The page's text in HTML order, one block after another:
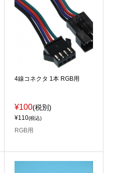
4線コネクタ 1本 RGB用
¥100(税別)
¥110(税込)
RGB用